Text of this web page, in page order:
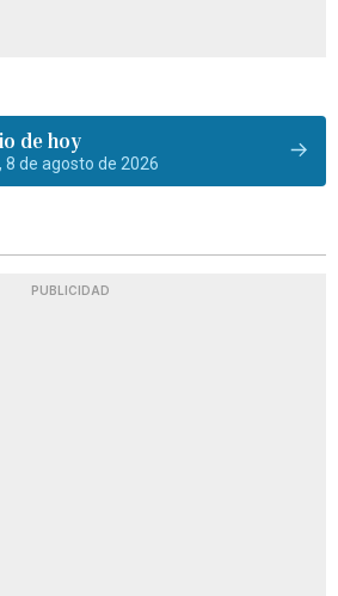
de hoy
8 de agosto de 2026
PUBLICIDAD